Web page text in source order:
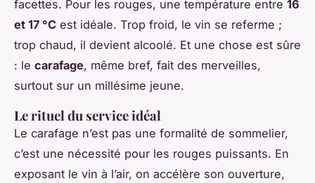
facettes. Pour les rouges, une température entre 16
et 17 °C est idéale. Trop froid, le vin se referme ;
trop chaud, il devient alcoolé. Et une chose est sûre
: le carafage, même bref, fait des merveilles,
surtout sur un millésime jeune.
Le rituel du service idéal
Le carafage n’est pas une formalité de sommelier,
c’est une nécessité pour les rouges puissants. En
exposant le vin à l’air, on accélère son ouverture,